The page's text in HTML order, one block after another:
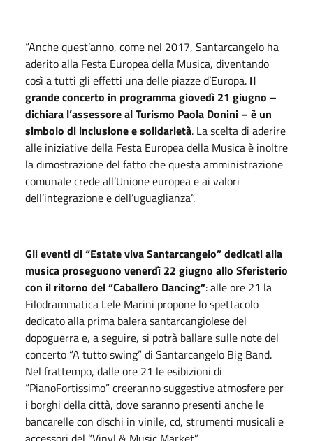
“Anche quest’anno, come nel 2017, Santarcangelo ha
aderito alla Festa Europea della Musica, diventando
così a tutti gli effetti una delle piazze d’Europa. Il
grande concerto in programma giovedì 21 giugno –
dichiara l’assessore al Turismo Paola Donini – è un
simbolo di inclusione e solidarietà. La scelta di aderire
alle iniziative della Festa Europea della Musica è inoltre
la dimostrazione del fatto che questa amministrazione
comunale crede all’Unione europea e ai valori
dell’integrazione e dell’uguaglianza”.
Gli eventi di “Estate viva Santarcangelo” dedicati alla
musica proseguono venerdì 22 giugno allo Sferisterio
con il ritorno del “Caballero Dancing”: alle ore 21 la
Filodrammatica Lele Marini propone lo spettacolo
dedicato alla prima balera santarcangiolese del
dopoguerra e, a seguire, si potrà ballare sulle note del
concerto “A tutto swing” di Santarcangelo Big Band.
Nel frattempo, dalle ore 21 le esibizioni di
“PianoFortissimo” creeranno suggestive atmosfere per
i borghi della città, dove saranno presenti anche le
bancarelle con dischi in vinile, cd, strumenti musicali e